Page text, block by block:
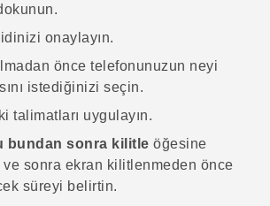
onaylayın.
önce telefonunuzun neyi
istediğinizi seçin.
talimatları uygulayın.
bundan sonra kilitle öğesine
ve sonra ekran kilitlenmeden önce
süreyi belirtin.